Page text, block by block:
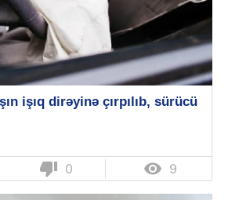
işıq dirəyinə çırpılıb, sürücü
thumb_down 0  9